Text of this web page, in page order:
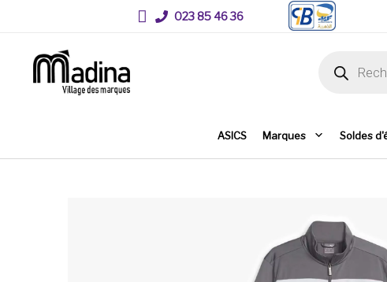
023 85 46 36
ASICS Marques Soldes